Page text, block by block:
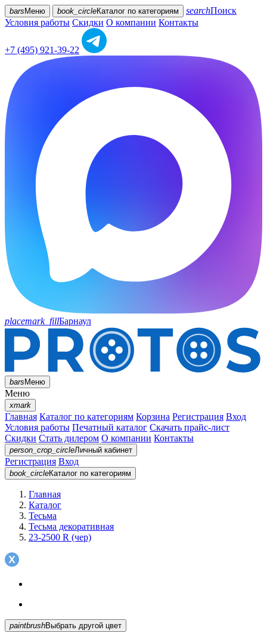
bars Меню book_circleКаталог по категориям searchПоиск
Условия работы Скидки О компании Контакты
+7 (495) 921-39-22
placemark_fillБарнаул
barsМеню
Меню
xmark
Главная Каталог по категориям Корзина Регистрация Вход
Условия работы Печатный каталог Скачать прайс-лист
Скидки Стать дилером О компании Контакты
person_crop_circleЛичный кабинет
Регистрация Вход
book_circleКаталог по категориям
Главная
Каталог
Тесьма
Тесьма декоративная
23-2500 R (чер)
paintbrush Выбрать другой цвет